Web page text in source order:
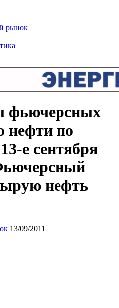
рынок
фьючерсных
нефти по
е сентября
нефть
13/09/2011